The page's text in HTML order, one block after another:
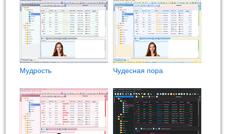
Мудрость Чудесная пора